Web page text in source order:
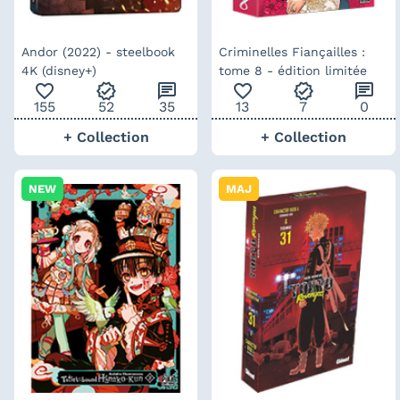
Andor (2022) - steelbook
4K (disney+)
favorite_outline
155
verified
52
chat
35
+ Collection
Criminelles Fiançailles :
tome 8 - édition limitée
favorite_outline
13
verified
7
chat
0
+ Collection
NEW MAJ